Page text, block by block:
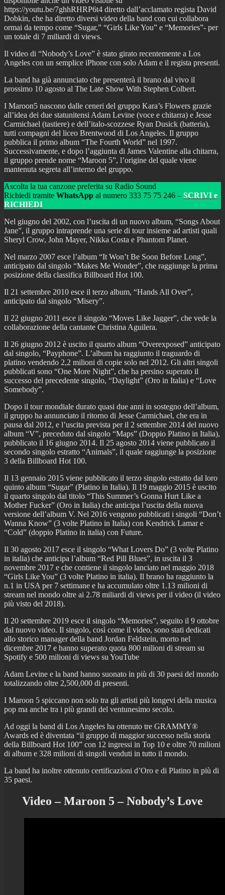
https://youtu.be/7ghhRHRP6t4 diretto dall’acclamato regista David
Dobkin, che ha diretto diversi video della band con cui collabora
ormai da tempo come “Sugar,” “Girls Like You” e “Memories”- per
un totale di 7 miliardi di views.
Il video di “Nobody’s Love” è stato girato recentemente a Los
Angeles con un semplice iPhone con solo Adam e il regista presenti.
La band ha già annunciato che presenterà il brano dal vivo il
prossimo 10 agosto al The Late Show With Stephen Colbert.
I Maroon5 nascono dalle ceneri del gruppo Kara’s Flowers grazie
all’idea dei due statunitensi Adam Levine (voce e chitarra) e Jesse
Carmichael (tastiere) e dell’italo-scozzese Ryan Dusick (batteria),
tutti compagni del liceo Brentwood di Los Angeles. Il gruppo
pubblica il primo album “The Fourth World” nel 1997.
Successivamente, e dopo l’aggiunta di James Valentine alla chitarra,
il gruppo prende nome “Maroon 5”, l’origine del quale viene
mantenuta segreta all’interno del gruppo.
Ascolta la tua canzone preferita su Radio Sound
Richiedi tramite WhatsApp al numero 333 75 75 246 – SCRIVI e
RICHIEDI
Nel giugno del 2002, con l’uscita di un nuovo album, “Songs About
Jane”, il gruppo intraprende una serie di tour insieme ad artisti quali
Sheryl Crow, John Mayer, Nikka Costa e Phantom Planet.
Nel marzo 2007 esce l’album “It Won’t Be Soon Before Long”,
anticipato dal singolo “Makes Me Wonder”, che raggiunge la prima
posizione della classifica Billboard Hot 100.
Il 21 settembre 2010 esce il terzo album, “Hands All Over”,
anticipato dal singolo “Misery”.
Il 22 giugno 2011 esce il singolo “Moves Like Jagger”, che vede la
collaborazione della cantante Christina Aguilera.
Il 26 giugno 2012 è uscito il quarto album “Overexposed” anticipato
dal singolo, “Payphone”. L’album ha raggiunto il traguardo di
platino vendendo 2,2 milioni di copie solo nel 2012. Gli altri singoli
pubblicati sono “One More Night”, che ha persino superato il
successo del precedente singolo, “Daylight” (Oro in Italia) e “Love
Somebody”.
Dopo il tour mondiale durato quasi due anni in sostegno dell’album,
il gruppo ha annunciato il ritorno di Jesse Carmichael, che era in
pausa dal 2012, e l’uscita prevista per il 2 settembre 2014 del nuovo
album “V”, preceduto dal singolo “Maps” (Doppio Platino in Italia),
pubblicato il 16 giugno 2014. Il 25 agosto 2014 viene pubblicato il
secondo singolo estratto “Animals”, il quale raggiunge la posizione
3 della Billboard Hot 100.
Il 13 gennaio 2015 viene pubblicato il terzo singolo estratto dal loro
quinto album “Sugar” (Platino in Italia). Il 19 maggio 2015 è uscito
il quarto singolo dal titolo “This Summer’s Gonna Hurt Like a
Mother Fucker” (Oro in Italia) che anticipa l’uscita della nuova
versione dell’album V. Nel 2016 vengono pubblicati i singoli “Don’t
Wanna Know” (3 volte Platino in Italia) con Kendrick Lamar e
“Cold” (doppio Platino in italia) con Future.
Il 30 agosto 2017 esce il singolo “What Lovers Do” (3 volte Platino
in italia) che anticipa l’album “Red Pill Blues”, in uscita il 3
novembre 2017 e che contiene il singolo lanciato nel maggio 2018
“Girls Like You” (3 volte Platino in italia). Il brano ha raggiunto la
n.1 in USA per 7 settimane e ha accumulato oltre 1.13 milioni di
stream nel mondo oltre ai 2.78 miliardi di views per il video (il video
più visto del 2018).
Il 20 settembre 2019 esce il singolo “Memories”, seguito il 9 ottobre
dal nuovo video. Il singolo, così come il video, sono stati dedicati
allo storico manager della band Jordan Feldstein, morto nel
dicembre 2017 e hanno superato quota 800 milioni di stream su
Spotify e 500 milioni di views su YouTube
Adam Levine e la band hanno suonato in più di 30 paesi del mondo
totalizzando oltre 2,500,000 di presenti.
I Maroon 5 spiccano non solo tra gli artisti più longevi della musica
pop ma anche tra i più grandi del ventunesimo secolo.
Ad oggi la band di Los Angeles ha ottenuto tre GRAMMY®
Awards ed è diventata “il gruppo di maggior successo nella storia
della Billboard Hot 100” con 12 ingressi in Top 10 e oltre 70 milioni
di album e 328 milioni di singoli venduti in tutto il mondo.
La band ha inoltre ottenuto certificazioni d’Oro e di Platino in più di
35 paesi.
Video – Maroon 5 – Nobody’s Love